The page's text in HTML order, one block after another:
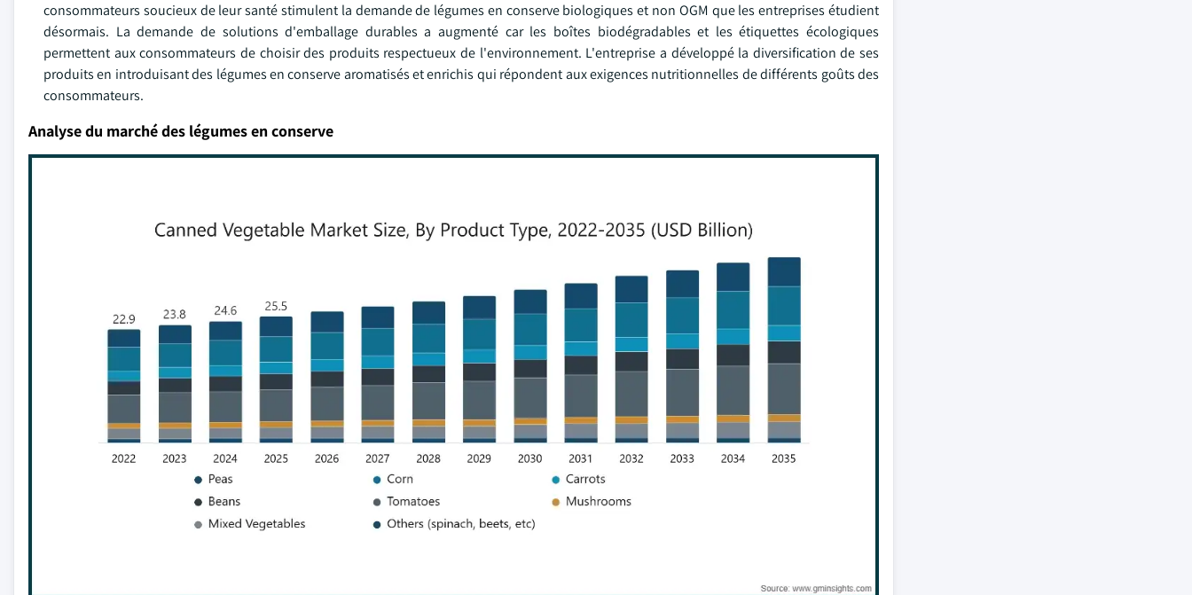
consommateurs soucieux de leur santé stimulent la demande de légumes en conserve biologiques et non OGM que les entreprises étudient
désormais. La demande de solutions d'emballage durables a augmenté car les boîtes biodégradables et les étiquettes écologiques
permettent aux consommateurs de choisir des produits respectueux de l'environnement. L'entreprise a développé la diversification de ses
produits en introduisant des légumes en conserve aromatisés et enrichis qui répondent aux exigences nutritionnelles de différents goûts des
consommateurs.
Analyse du marché des légumes en conserve